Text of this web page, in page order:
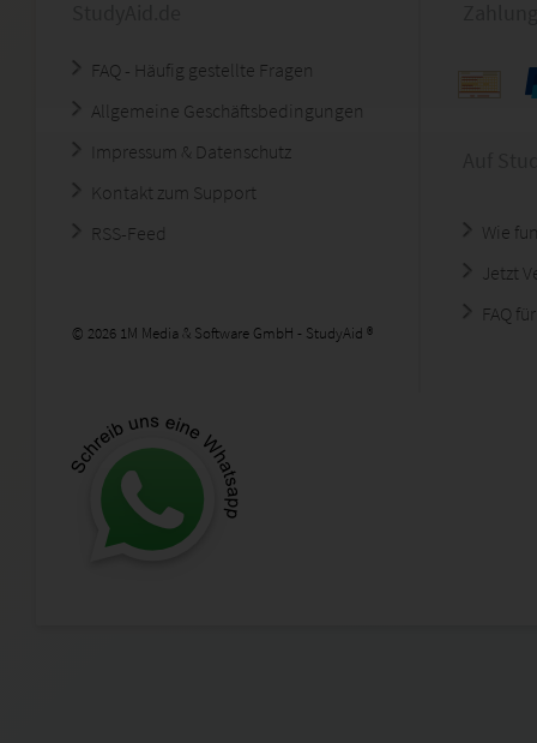
FAQ - Häufig gestellte Fragen
Allgemeine Geschäftsbedingungen
Impressum & Datenschutz
Kontakt zum Support
RSS-Feed
© 2026 1M Media & Software GmbH - StudyAid ®
Wie
Jetzt
FAQ